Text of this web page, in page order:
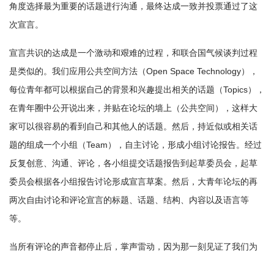
角度选择最为重要的话题进行沟通，最终达成一致并投票通过了这
次宣言。
宣言共识的达成是一个激动和艰难的过程，和联合国气候谈判过程
是类似的。我们应用公共空间方法（Open Space Technology），
每位青年都可以根据自己的背景和兴趣提出相关的话题（Topics），
在青年圈中公开说出来，并贴在论坛的墙上（公共空间），这样大
家可以很容易的看到自己和其他人的话题。然后，持近似或相关话
题的组成一个小组（Team），自主讨论，形成小组讨论报告。经过
反复创意、沟通、评论，各小组提交话题报告到起草委员会，起草
委员会根据各小组报告讨论形成宣言草案。然后，大青年论坛的再
两次自由讨论和评论宣言的标题、话题、结构、内容以及语言等
等。
当所有评论的声音都停止后，掌声雷动，因为那一刻见证了我们为